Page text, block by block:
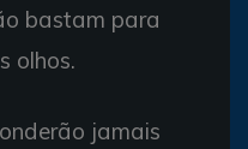
bastam para
olhos.
jamais